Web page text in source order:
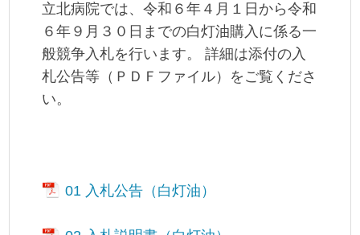
立北病院では、令和６年４月１日から令和
６年９月３０日までの白灯油購入に係る一
般競争入札を行います。 詳細は添付の入
札公告等（ＰＤＦファイル）をご覧くださ
い。
01 入札公告（白灯油）